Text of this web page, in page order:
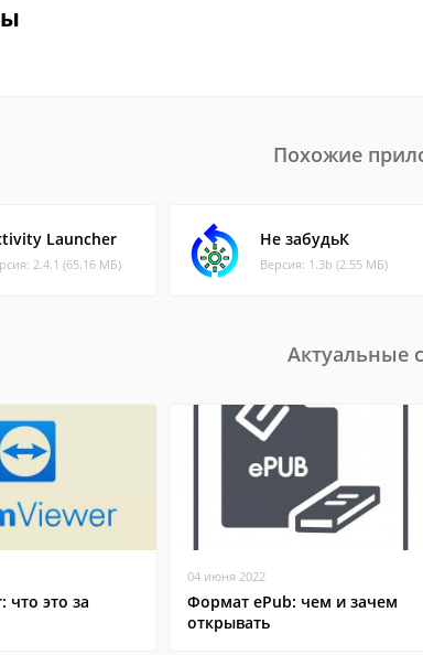
Похожие
Launcher
2.4.1 (65.16 МБ)
Не забудьК
Версия: 1.3b (2.55 МБ)
Актуальные
что это за
04 июня 2022
Формат ePub: чем и зачем
открывать